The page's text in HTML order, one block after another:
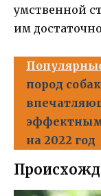
умственной
им
пород
на 2022 год